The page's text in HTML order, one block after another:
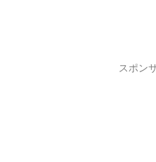
スポン